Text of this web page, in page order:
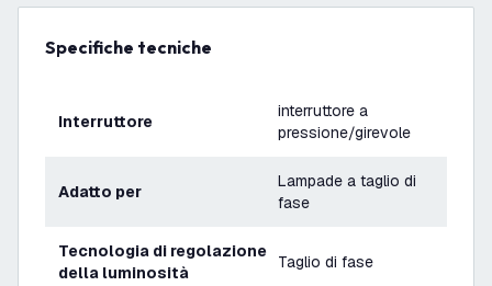
Specifiche tecniche
Interruttore
interruttore a
pressione/girevole
Adatto per
Lampade a taglio di
fase
Tecnologia di regolazione
della luminosità
Taglio di fase